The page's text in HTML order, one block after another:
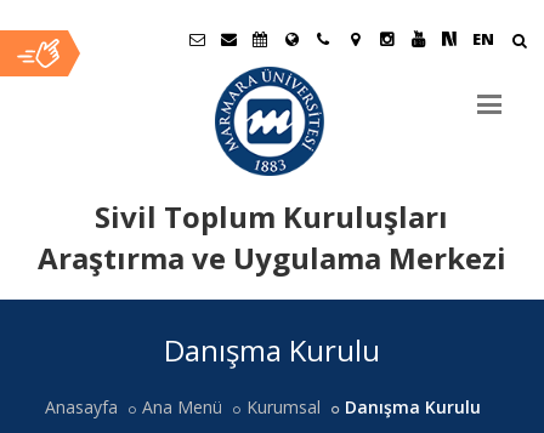
EN
Sivil Toplum Kuruluşları
Araştırma ve Uygulama Merkezi
Danışma Kurulu
Anasayfa Ana Menü Kurumsal Danışma Kurulu